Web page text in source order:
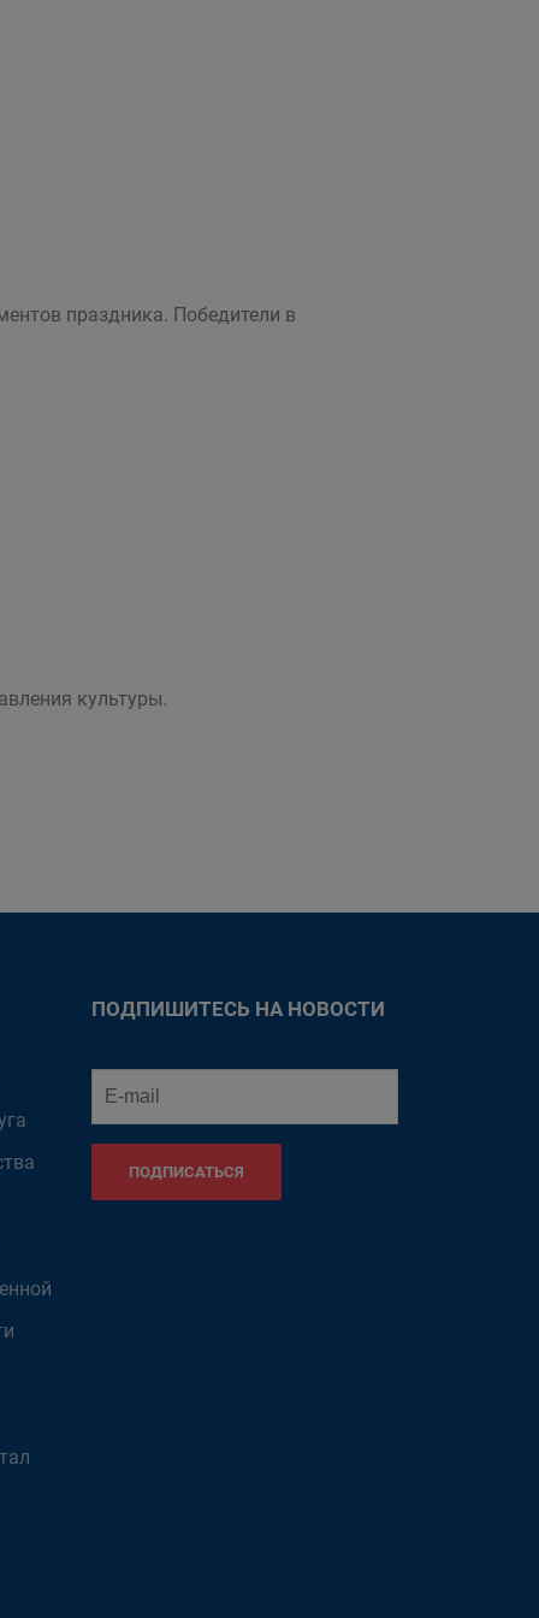
праздника. Победители в
культуры.
ПОДПИШИТЕСЬ НА НОВОСТИ
ПОДПИСАТЬСЯ